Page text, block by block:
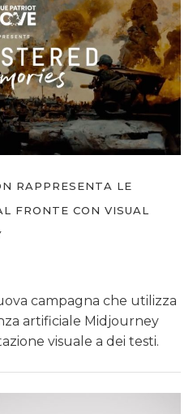
RAPPRESENTA LE
FRONTE CON VISUAL
campagna che utilizza
artificiale Midjourney
visuale a dei testi.